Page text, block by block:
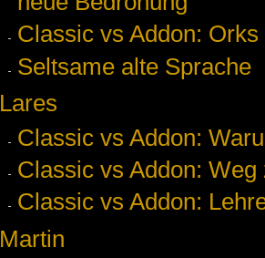
Classic vs Addon:
Seltsame alte Sprache
Lares
Classic vs Addon:
Classic vs Addon: Weg
Classic vs Addon:
Martin